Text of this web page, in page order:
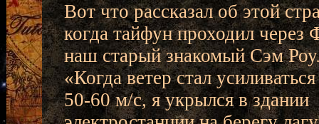
Вот что рассказал об этой
когда тайфун проходил через
наш старый знакомый Сэм
«Когда ветер стал
50-60 м/с, я укрылся в здании